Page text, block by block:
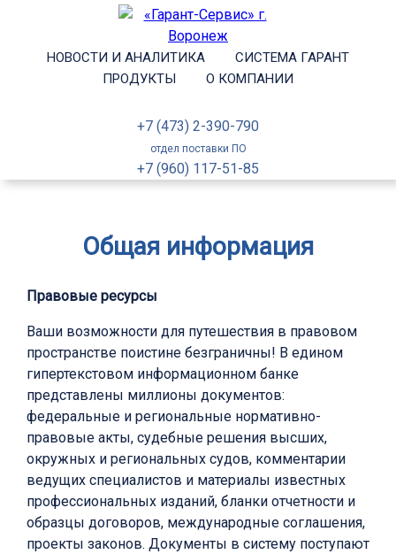
НОВОСТИ И АНАЛИТИКА
СИСТЕМА ГАРАНТ
ПРОДУКТЫ
О КОМПАНИИ
+7 (473) 2-390-790
отдел поставки ПО
+7 (960) 117-51-85
Общая информация
Правовые ресурсы
Ваши возможности для путешествия в правовом
пространстве поистине безграничны! В едином
гипертекстовом информационном банке
представлены миллионы документов:
федеральные и региональные нормативно-
правовые акты, судебные решения высших,
окружных и региональных судов, комментарии
ведущих специалистов и материалы известных
профессиональных изданий, бланки отчетности и
образцы договоров, международные соглашения,
проекты законов. Документы в систему поступают